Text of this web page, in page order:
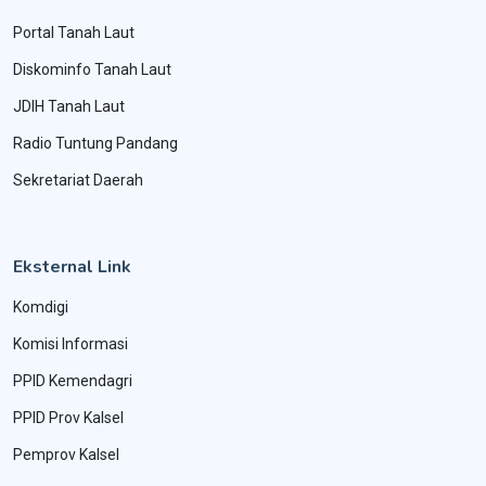
Portal Tanah Laut
Diskominfo Tanah Laut
JDIH Tanah Laut
Radio Tuntung Pandang
Sekretariat Daerah
Eksternal Link
Komdigi
Komisi Informasi
PPID Kemendagri
PPID Prov Kalsel
Pemprov Kalsel